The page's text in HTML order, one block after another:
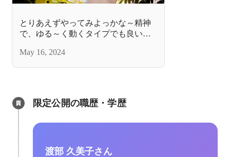
とりあえずやってみよっかな～精神
で、ゆる～く動くタイプでも良い‥
May 16, 2024
限定公開の職歴・学歴
渡部 久美子さん